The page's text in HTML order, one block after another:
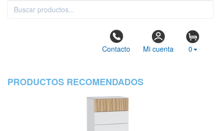
Contacto Mi cuenta 0
PRODUCTOS RECOMENDADOS